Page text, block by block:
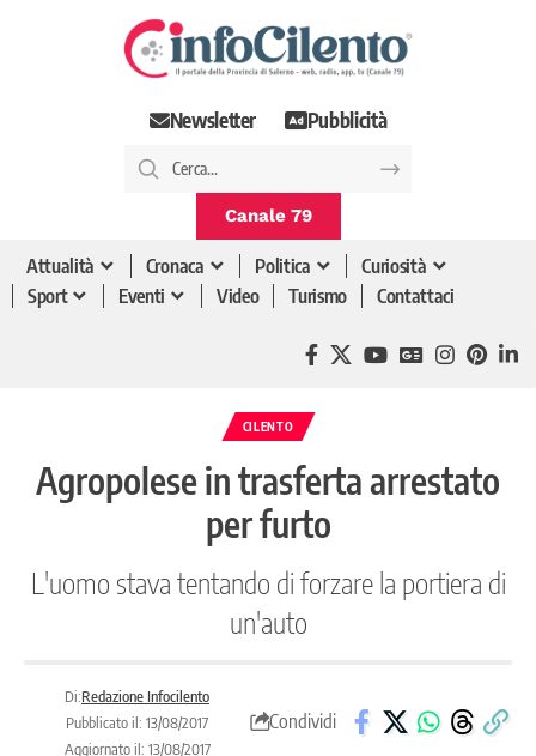
Newsletter Pubblicità
Canale 79
Attualità Cronaca Politica
Curiosità
Sport
Eventi Video Turismo Contattaci
CILENTO
Agropolese in trasferta arrestato
per furto
L'uomo stava tentando di forzare la portiera di
un'auto
Di:Redazione Infocilento
Pubblicato il: 13/08/2017
Aggiornato il: 13/08/2017
Condividi